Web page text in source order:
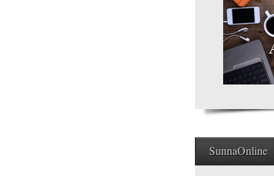
SunnaOnline